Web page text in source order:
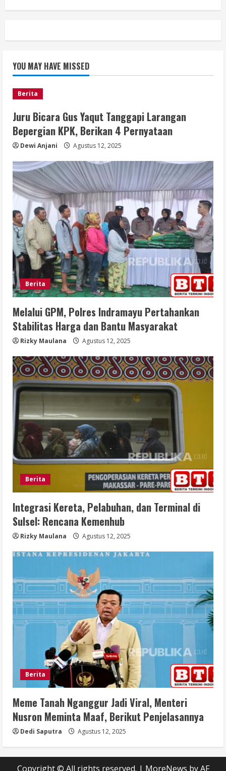
YOU MAY HAVE MISSED
Berita
Juru Bicara Gus Yaqut Tanggapi Larangan
Bepergian KPK, Berikan 4 Pernyataan
Dewi Anjani Agustus 12, 2025
Berita
Melalui GPM, Polres Indramayu Pertahankan
Stabilitas Harga dan Bantu Masyarakat
Rizky Maulana Agustus 12, 2025
Berita
Integrasi Kereta, Pelabuhan, dan Terminal di
Sulsel: Rencana Kemenhub
Rizky Maulana Agustus 12, 2025
Berita
Meme Tanah Nganggur Jadi Viral, Menteri
Nusron Meminta Maaf, Berikut Penjelasannya
Dedi Saputra Agustus 12, 2025
Copyright © All rights reserved. | MoreNews by AF